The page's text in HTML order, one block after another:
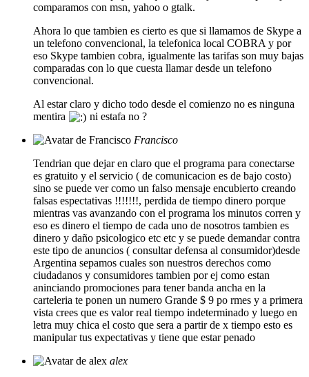
comparamos con msn, yahoo o gtalk.
Ahora lo que tambien es cierto es que si llamamos de Skype a
un telefono convencional, la telefonica local COBRA y por
eso Skype tambien cobra, igualmente las tarifas son muy bajas
comparadas con lo que cuesta llamar desde un telefono
convencional.
Al estar claro y dicho todo desde el comienzo no es ninguna
mentira
ni estafa no ?
Francisco
Tendrian que dejar en claro que el programa para conectarse
es gratuito y el servicio ( de comunicacion es de bajo costo)
sino se puede ver como un falso mensaje encubierto creando
falsas espectativas !!!!!!!, perdida de tiempo dinero porque
mientras vas avanzando con el programa los minutos corren y
eso es dinero el tiempo de cada uno de nosotros tambien es
dinero y daño psicologico etc etc y se puede demandar contra
este tipo de anuncios ( consultar defensa al consumidor)desde
Argentina sepamos cuales son nuestros derechos como
ciudadanos y consumidores tambien por ej como estan
aninciando promociones para tener banda ancha en la
carteleria te ponen un numero Grande $ 9 po rmes y a primera
vista crees que es valor real tiempo indeterminado y luego en
letra muy chica el costo que sera a partir de x tiempo esto es
manipular tus expectativas y tiene que estar penado
alex